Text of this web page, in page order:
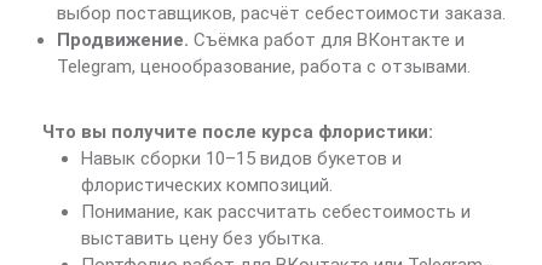
выбор поставщиков, расчёт себестоимости заказа.
Продвижение. Съёмка работ для ВКонтакте и
Telegram, ценообразование, работа с отзывами.
Что вы получите после курса флористики:
Навык сборки 10–15 видов букетов и
флористических композиций.
Понимание, как рассчитать себестоимость и
выставить цену без убытка.